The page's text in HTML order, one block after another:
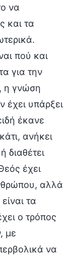
να
και τα
πού και
για την
η γνώση
έχει υπάρξει
έκανε
ανήκει
διαθέτει
έχει
αλλά
τα
ο τρόπος
με
να